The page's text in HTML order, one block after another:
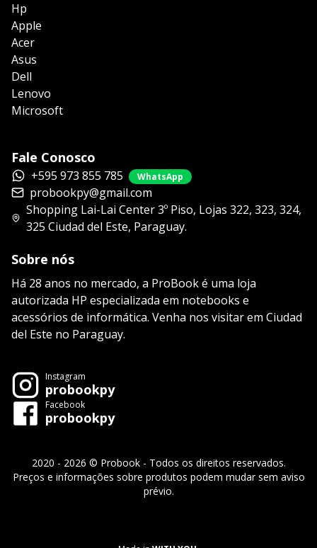
Hp
Apple
Acer
Asus
Dell
Lenovo
Microsoft
Fale Conosco
+595 973 855 785 WhatsApp
probookpy@gmail.com
Shopping Lai-Lai Center 3º Piso, Lojas 322, 323, 324,
325 Ciudad del Este, Paraguay.
Sobre nós
Há 28 anos no mercado, a ProBook é uma loja
autorizada HP especializada em notebooks e
acessórios de informática. Venha nos visitar em Ciudad
del Este no Paraguay.
Instagram
probookpy
Facebook
probookpy
2020 - 2026 © Probook - Todos os direitos reservados.
Preços e informações sobre produtos podem mudar sem aviso
prévio.